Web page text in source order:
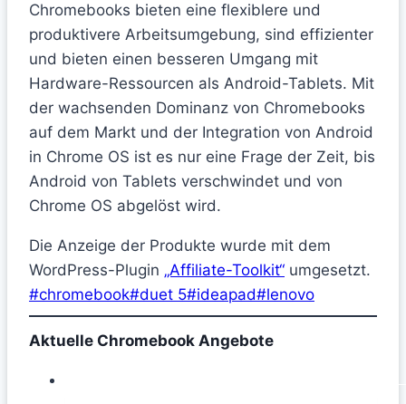
Chromebooks bieten eine flexiblere und
produktivere Arbeitsumgebung, sind effizienter
und bieten einen besseren Umgang mit
Hardware-Ressourcen als Android-Tablets. Mit
der wachsenden Dominanz von Chromebooks
auf dem Markt und der Integration von Android
in Chrome OS ist es nur eine Frage der Zeit, bis
Android von Tablets verschwindet und von
Chrome OS abgelöst wird.
Die Anzeige der Produkte wurde mit dem
WordPress-Plugin „Affiliate-Toolkit“ umgesetzt.
Schlagworte:
#chromebook#duet 5#ideapad#lenovo
Aktuelle Chromebook Angebote